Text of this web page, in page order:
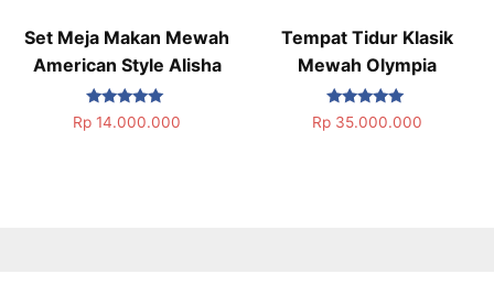
Set Meja Makan Mewah
American Style Alisha
Dinilai
5.00
Rp 14.000.000
Tempat Tidur Klasik
Mewah Olympia
Dinilai
5.00
Rp35.000.000